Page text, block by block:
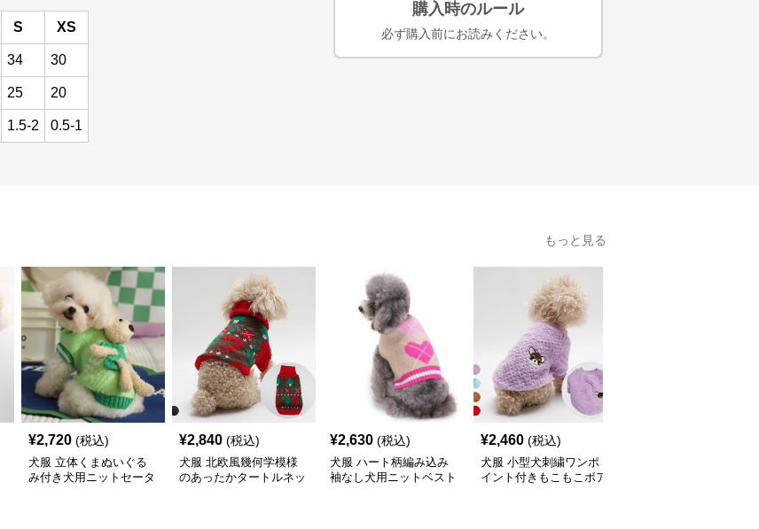
S XS
34 30
25 20
1.5-2 0.5-1
購入時のルール
必ず購入前にお読みください。
もっと見る
¥2,720 (税込)
犬服 立体くまぬいぐる
み付き犬用ニットセータ
¥2,840 (税込)
犬服 北欧風幾何学模様
のあったかタートルネッ
¥2,630 (税込)
犬服 ハート柄編み込み
袖なし犬用ニットベスト
¥2,460 (税込)
犬服 小型犬刺繍ワンポ
イント付きもこもこボア